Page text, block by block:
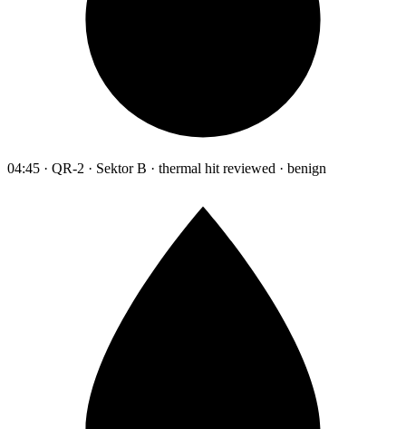
04:45 · QR-2 · Sektor B · thermal hit reviewed · benign